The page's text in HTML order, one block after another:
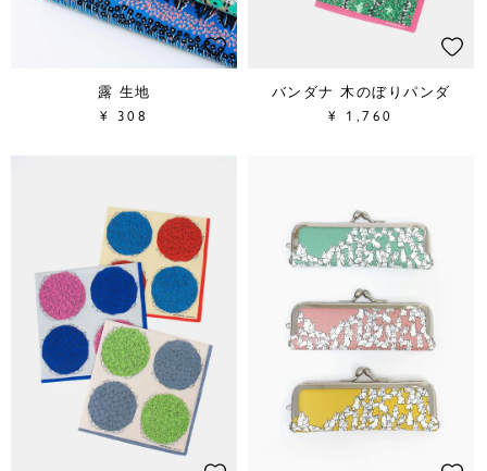
露 生地
¥ 308
バンダナ 木のぼりパンダ
¥ 1,760